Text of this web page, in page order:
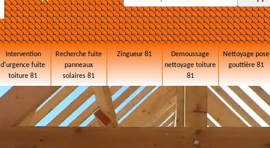
Intervention
d'urgence fuite
toiture 81
Recherche fuite
panneaux
solaires 81
Zingueur 81
Demoussage
nettoyage toiture
81
Nettoyage pose
gouttière 81